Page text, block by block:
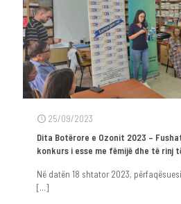
25/09/2023
Dita Botërore e Ozonit 2023 –
konkurs i esse me fëmijë dhe të rinj të
Në datën 18 shtator 2023,
[…]